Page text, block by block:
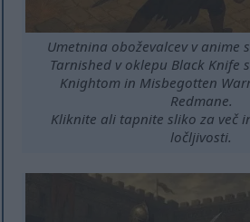
Umetnina oboževalcev v anime
Tarnished v oklepu Black Knife
Knightom in Misbegotten
Redmane.
Kliknite ali tapnite sliko za več
ločljivosti.